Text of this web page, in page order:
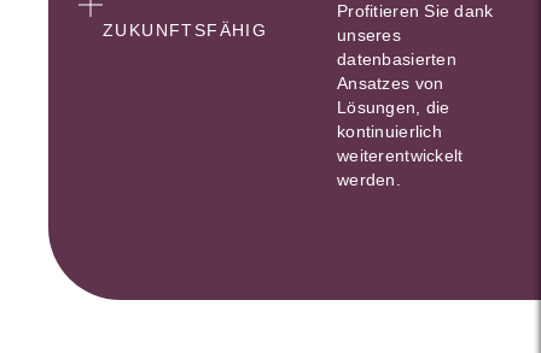
ZUKUNFTSFÄHIG
Profitieren Sie dank
unseres
datenbasierten
Ansatzes von
Lösungen, die
kontinuierlich
weiterentwickelt
werden.